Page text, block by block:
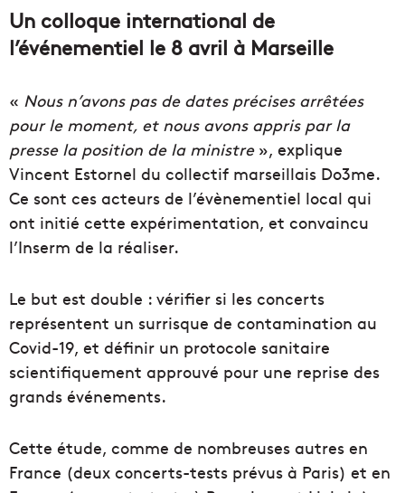
Un colloque international de
l’événementiel le 8 avril à Marseille
« Nous n’avons pas de dates précises arrêtées
pour le moment, et nous avons appris par la
presse la position de la ministre», explique
Vincent Estornel du collectif marseillais Do3me.
Ce sont ces acteurs de l’évènementiel local qui
ont initié cette expérimentation, et convaincu
l’Inserm de la réaliser.
Le but est double : vérifier si les concerts
représentent un surrisque de contamination au
Covid-19, et définir un protocole sanitaire
scientifiquement approuvé pour une reprise des
grands événements.
Cette étude, comme de nombreuses autres en
France (deux concerts-tests prévus à Paris) et en